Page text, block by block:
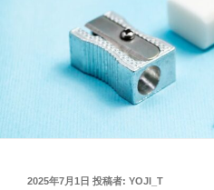
投
2025年7月1日 投稿者: YOJI_T